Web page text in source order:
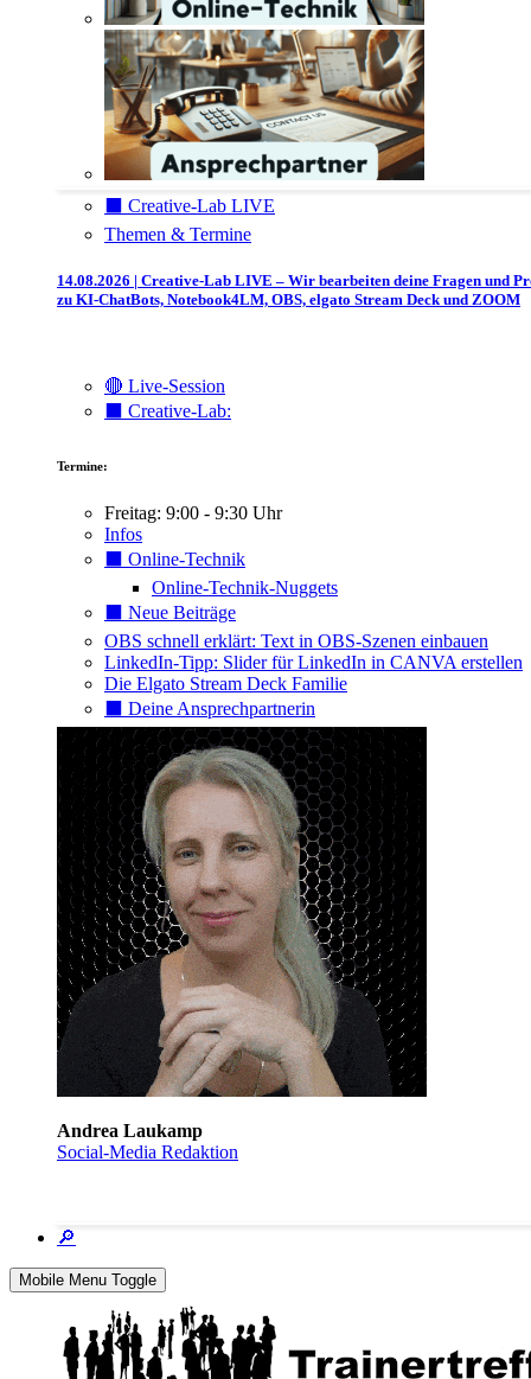
⬛️ Creative-Lab LIVE
Themen & Termine
14.08.2026 | Creative-Lab LIVE – Wir bearbeiten deine Fragen und
zu KI-ChatBots, Notebook4LM, OBS, elgato Stream Deck und ZOOM
🔴 Live-Session
⬛️ Creative-Lab:
Termine:
Freitag: 9:00 - 9:30 Uhr
Infos
⬛️ Online-Technik
Online-Technik-Nuggets
⬛️ Neue Beiträge
OBS schnell erklärt: Text in OBS-Szenen einbauen
LinkedIn-Tipp: Slider für LinkedIn in CANVA erstellen
Die Elgato Stream Deck Familie
⬛️ Deine Ansprechpartnerin
Andrea Laukamp
Social-Media Redaktion
🔎
Mobile Menu Toggle